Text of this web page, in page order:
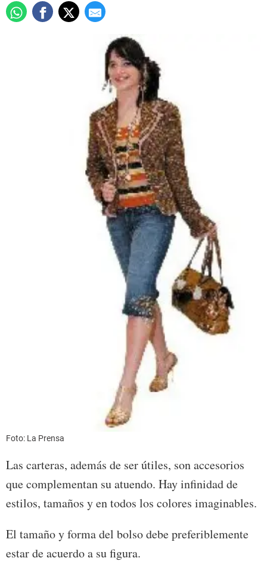
Foto: La Prensa
Las carteras, además de ser útiles, son accesorios
que complementan su atuendo. Hay infinidad de
estilos, tamaños y en todos los colores imaginables.
El tamaño y forma del bolso debe preferiblemente
estar de acuerdo a su figura.